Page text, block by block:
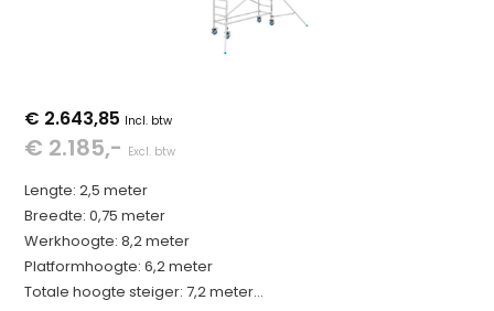
€ 2.643,85 Incl. btw
€ 2.185,- Excl. btw
Lengte: 2,5 meter
Breedte: 0,75 meter
Werkhoogte: 8,2 meter
Platformhoogte: 6,2 meter
Totale hoogte steiger: 7,2 meter...